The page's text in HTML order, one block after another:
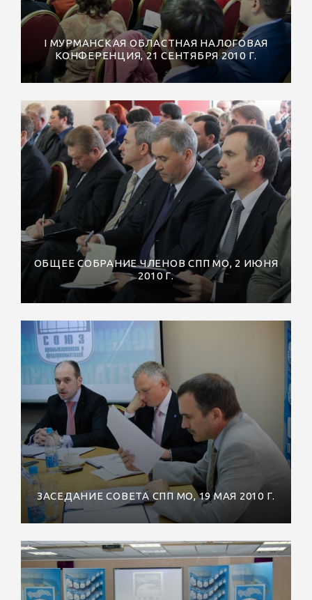
I МУРМАНСКАЯ ОБЛАСТНАЯ НАЛОГОВАЯ
КОНФЕРЕНЦИЯ, 21 СЕНТЯБРЯ 2010 Г.
ОБЩЕЕ СОБРАНИЕ ЧЛЕНОВ СПП МО, 2 ИЮНЯ
2010 Г.
ЗАСЕДАНИЕ СОВЕТА СПП МО, 19 МАЯ 2010 Г.